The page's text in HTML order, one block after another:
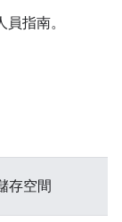
員指南。
存空間